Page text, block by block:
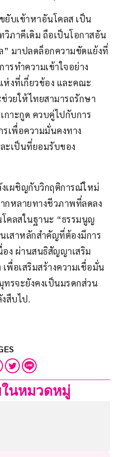
บเข้าหาอันโคลส เป็น
ภาคีเดิม ถือเป็นโอกาสอัน
” มาปลดล็อกความขัดแย้งที่
รทำความเข้าใจอย่าง
งที่เกี่ยวข้อง และคณะ
วยให้ไทยสามารถรักษา
าะกูด ควบคู่ไปกับการ
เพื่อความมั่นคงทาง
ะเป็นที่ยอมรับของ
เผชิญกับวิกฤติการณ์ใหม่
หลายทางชีวภาพที่ลดลง
คลสในฐานะ “ธรรมนูญ
เสาหลักสำคัญที่ต้องมีการ
ง ผ่านสนธิสัญญาเสริม
พื่อเสริมสร้างความเชื่อมั่น
รจะยังคงเป็นมรดกส่วน
สืบไป.
นหมวดหมู่